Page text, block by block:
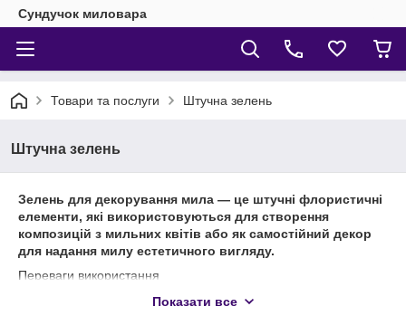
Сундучок миловара
Товари та послуги Штучна зелень
Штучна зелень
Зелень для декорування мила — це штучні флористичні
елементи, які використовуються для створення
композицій з мильних квітів або як самостійний декор
для надання милу естетичного вигляду.
Переваги використання
Показати все